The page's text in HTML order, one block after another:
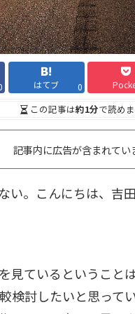
はてブ 0
この記事は約1分で読めま
記事内に広告が含まれてい
い。こんにちは、吉田
見ているということ
検討したいと思って